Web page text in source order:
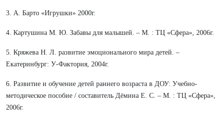
3. А. Барто «Игрушки» 2000г.
4. Картушина М. Ю. Забавы для малышей. – М. : ТЦ «Сфера», 2006г.
5. Кряжева Н. Л. развитие эмоционального мира детей. –
Екатеринбург: У-Фактория, 2004г.
6. Развитие и обучение детей раннего возраста в ДОУ: Учебно-
методическое пособие / составитель Дёмина Е. С. – М. : ТЦ «Сфера»,
2006г.